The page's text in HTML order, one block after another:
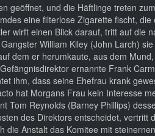
geöffnet, und die Häftlinge treten
eine filterlose Zigarette fischt,
wirft einen Blick darauf, tritt auf die
William Kiley (John Larch)
dem er herumkaute, aus dem
ernannte Frank
ihm, dass seine Ehefrau krank
hat Morgans Frau kein Interesse
Tom Reynolds (Barney Phillips)
des Direktors entscheidet,
die Anstalt das Komitee mit